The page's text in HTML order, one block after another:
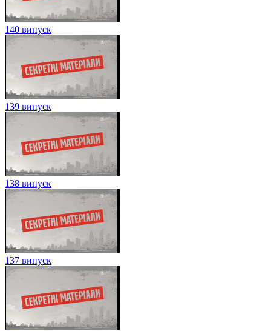
140 випуск
139 випуск
138 випуск
137 випуск